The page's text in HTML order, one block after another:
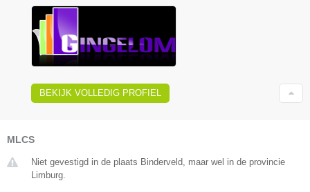
BEKIJK VOLLEDIG PROFIEL
MLCS
Niet gevestigd in de plaats Binderveld, maar wel in de provincie
Limburg.